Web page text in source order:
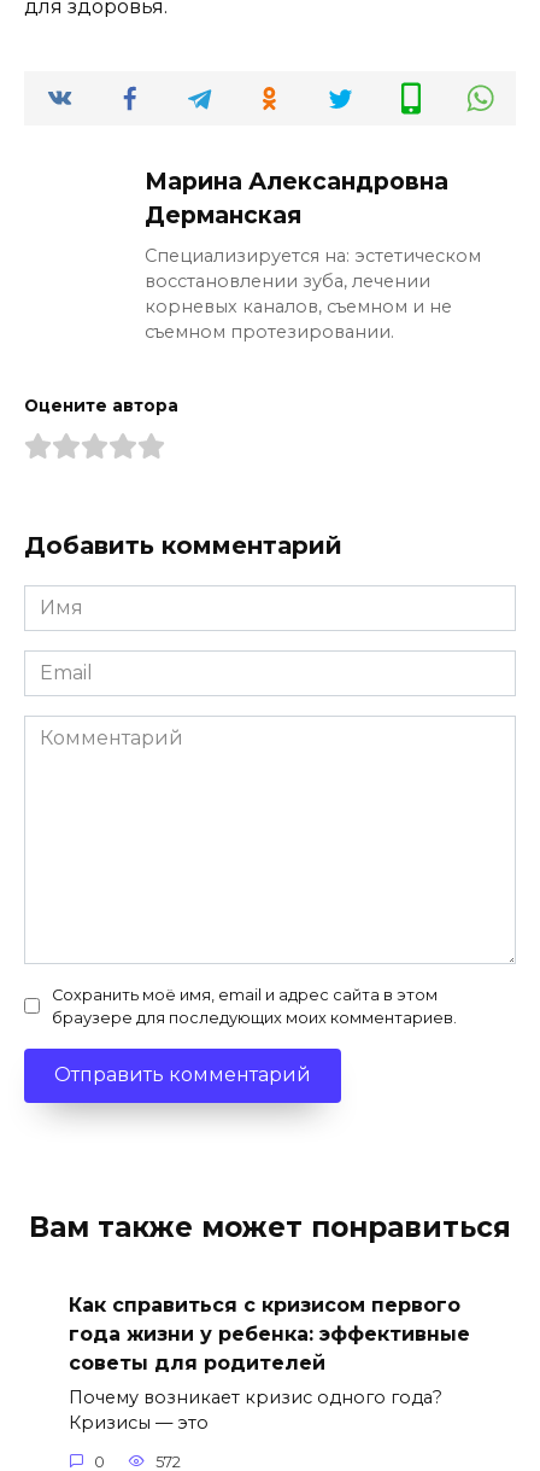
для здоровья.
Марина Александровна
Дерманская
Специализируется на: эстетическом
восстановлении зуба, лечении
корневых каналов, съемном и не
съемном протезировании.
Оцените автора
Добавить комментарий
Имя
*
Email
*
Комментарий
Сохранить моё имя, email и адрес сайта в этом
браузере для последующих моих комментариев.
Вам также может понравиться
Как справиться с кризисом первого
года жизни у ребенка: эффективные
советы для родителей
Почему возникает кризис одного года?
Кризисы — это
0 572